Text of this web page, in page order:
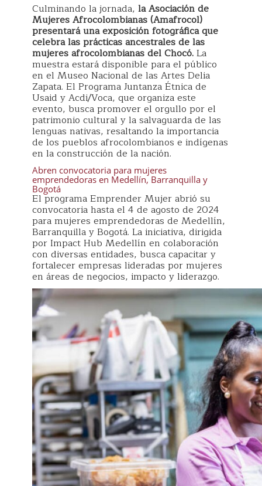
Culminando la jornada, la Asociación de
Mujeres Afrocolombianas (Amafrocol)
presentará una exposición fotográfica que
celebra las prácticas ancestrales de las
mujeres afrocolombianas del Chocó.La
muestra estará disponible para el público
en el Museo Nacional de las Artes Delia
Zapata. El Programa Juntanza Étnica de
Usaid y Acdi/Voca, que organiza este
evento, busca promover el orgullo por el
patrimonio cultural y la salvaguarda de las
lenguas nativas, resaltando la importancia
de los pueblos afrocolombianos e indígenas
en la construcción de la nación.
Abren convocatoria para mujeres
emprendedoras en Medellín, Barranquilla y
Bogotá
El programa Emprender Mujer abrió su
convocatoria hasta el 4 de agosto de 2024
para mujeres emprendedoras de Medellín,
Barranquilla y Bogotá. La iniciativa, dirigida
por Impact Hub Medellín en colaboración
con diversas entidades, busca capacitar y
fortalecer empresas lideradas por mujeres
en áreas de negocios, impacto y liderazgo.